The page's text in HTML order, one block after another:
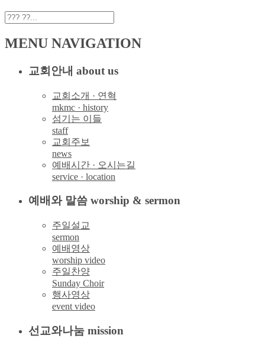
MENU NAVIGATION
교회안내 about us
교회소개 · 연혁
mkmc · history
섬기는 이들
staff
교회주보
news
예배시간 · 오시는길
service · location
예배와 말씀 worship & sermon
주일설교
sermon
예배영상
worship video
주일찬양
Sunday Choir
행사영상
event video
선교와나눔 mission